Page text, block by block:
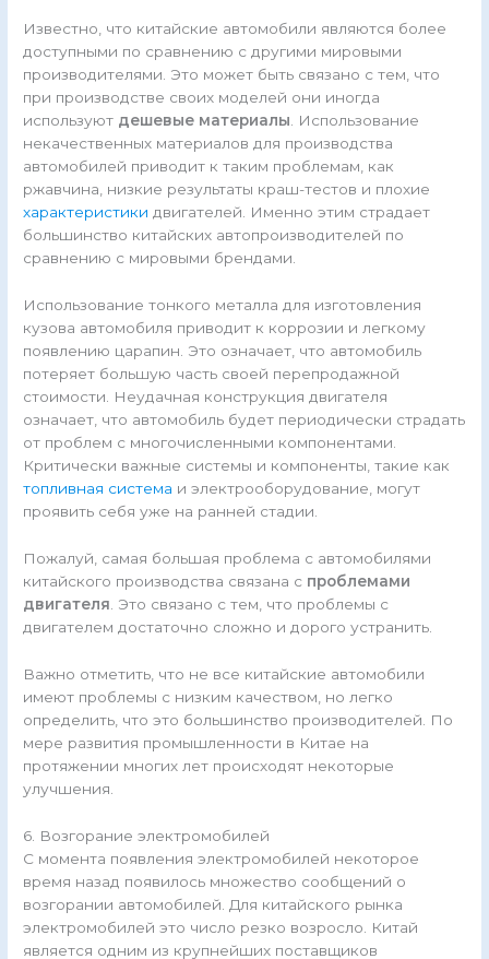
Известно, что китайские автомобили являются более
доступными по сравнению с другими мировыми
производителями. Это может быть связано с тем, что
при производстве своих моделей они иногда
используют дешевые материалы. Использование
некачественных материалов для производства
автомобилей приводит к таким проблемам, как
ржавчина, низкие результаты краш-тестов и плохие
характеристики двигателей. Именно этим страдает
большинство китайских автопроизводителей по
сравнению с мировыми брендами.
Использование тонкого металла для изготовления
кузова автомобиля приводит к коррозии и легкому
появлению царапин. Это означает, что автомобиль
потеряет большую часть своей перепродажной
стоимости. Неудачная конструкция двигателя
означает, что автомобиль будет периодически страдать
от проблем с многочисленными компонентами.
Критически важные системы и компоненты, такие как
топливная система и электрооборудование, могут
проявить себя уже на ранней стадии.
Пожалуй, самая большая проблема с автомобилями
китайского производства связана с проблемами
двигателя. Это связано с тем, что проблемы с
двигателем достаточно сложно и дорого устранить.
Важно отметить, что не все китайские автомобили
имеют проблемы с низким качеством, но легко
определить, что это большинство производителей. По
мере развития промышленности в Китае на
протяжении многих лет происходят некоторые
улучшения.
6. Возгорание электромобилей
С момента появления электромобилей некоторое
время назад появилось множество сообщений о
возгорании автомобилей. Для китайского рынка
электромобилей это число резко возросло. Китай
является одним из крупнейших поставщиков